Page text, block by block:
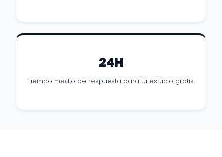
24H
Tiempo medio de respuesta para tu estudio gratis.